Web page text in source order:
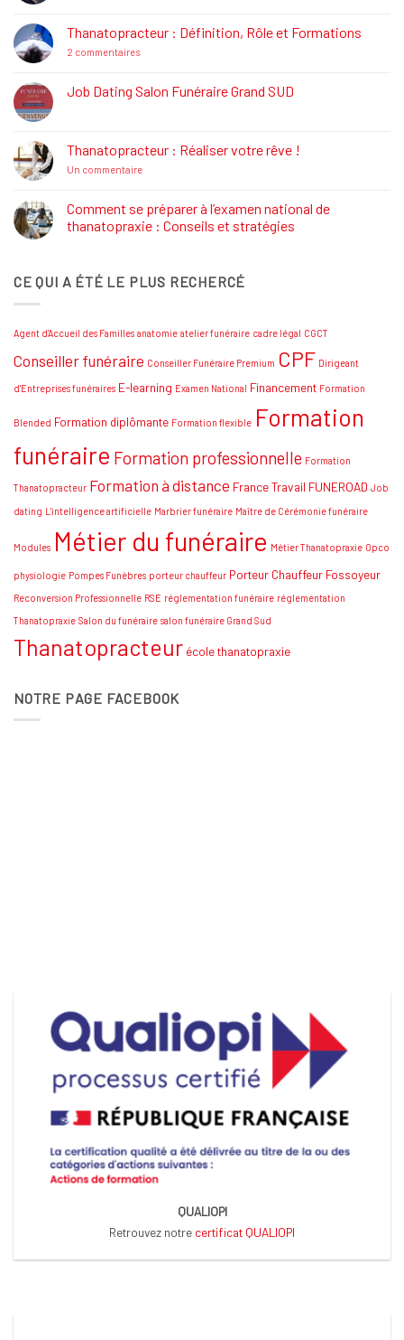
La
Réglementation
Funéraire
Thanatopracteur : Définition, Rôle et Formations
2 commentairessur
Définition,
Rôle
Job Dating Salon Funéraire Grand SUD
Job
Dating
Salon
SUD
Thanatopracteur : Réaliser votre rêve !
Un commentairesur
Réaliser
votre
rêve
Comment se préparer à l’examen national de
thanatopraxie : Conseils et stratégies
Comment
se
national
thanatopraxie
Conseils
CE QUI A ÉTÉ LE PLUS RECHERCÉ
Agent d'Accueil des Familles anatomie atelier funéraire cadre légal CGCT
Conseiller funéraire Conseiller Funéraire Premium CPF Dirigeant
d'Entreprises funéraires E-learning Examen National Financement Formation
Blended Formation diplômante Formation flexible Formation
funéraire Formation professionnelle Formation
Thanatopracteur Formation à distance France Travail FUNEROAD Job
dating L'intelligence artificielle Marbrier funéraire Maître de Cérémonie funéraire
Modules Métier du funéraire Métier Thanatopraxie Opco
physiologie Pompes Funèbres porteur chauffeur Porteur Chauffeur Fossoyeur
Reconversion Professionnelle RSE réglementation funéraire réglementation
Thanatopraxie Salon du funéraire salon funéraire Grand Sud
Thanatopracteur école thanatopraxie
NOTRE PAGE FACEBOOK
QUALIOPI
Retrouvez notre certificat QUALIOPI